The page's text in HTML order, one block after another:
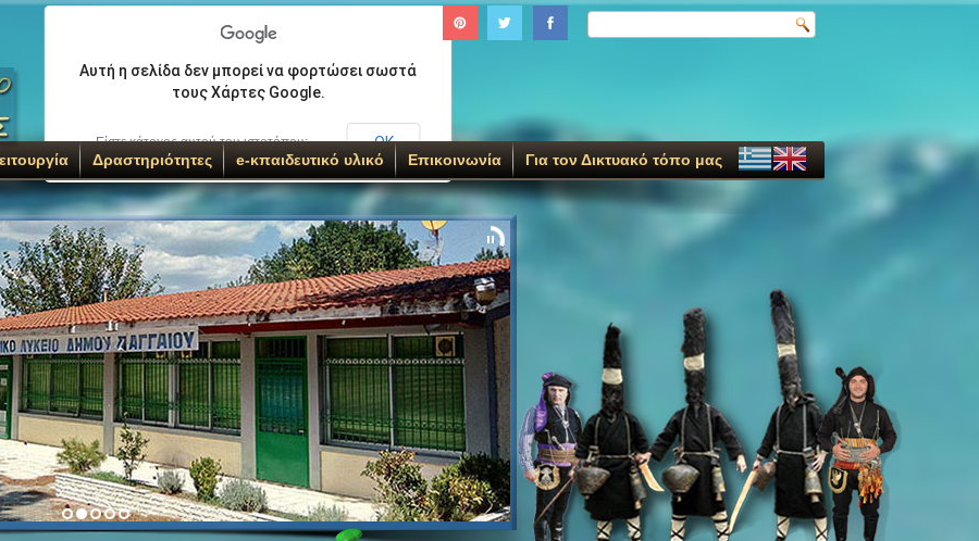
Δραστηριότητες e-κπαιδευτικό υλικό Επικοινωνία Για τον Δικτυακό τόπο μας
Αυτή η σελίδα δεν μπορεί να φορτώσει σωστά
τους Χάρτες Google.
Είστε κάτοχος αυτού του ιστοτόπου; ΟΚ